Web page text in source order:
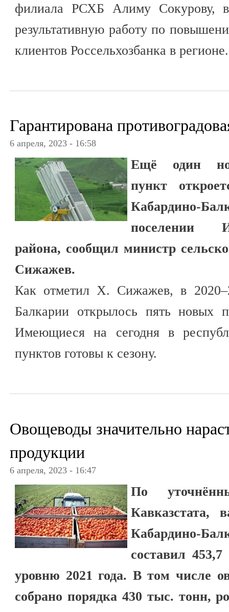
филиала РСХБ Алиму Сокурову,
результативную работу по
клиентов Россельхозбанка в регионе.
Гарантирована
6 апреля, 2023 - 16:58
Ещё один
пункт
Кабардино-
поселении
района, сообщил министр
Сижажев.
Как отметил Х. Сижажев, в
Балкарии открылось пять новых
Имеющиеся на сегодня в
пунктов готовы к сезону.
Овощеводы значительно
продукции
6 апреля, 2023 - 16:47
По
Кавказстата,
Кабардино-
составил
уровню 2021 года. В том числе
собрано порядка 430 тыс. тонн,